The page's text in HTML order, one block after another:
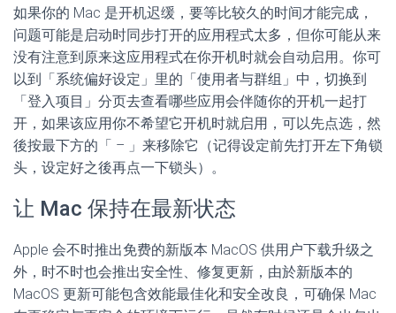
如果你的 Mac 是开机迟缓，要等比较久的时间才能完成，
问题可能是启动时同步打开的应用程式太多，但你可能从来
没有注意到原来这应用程式在你开机时就会自动启用。你可
以到「系统偏好设定」里的「使用者与群组」中，切换到
「登入项目」分页去查看哪些应用会伴随你的开机一起打
开，如果该应用你不希望它开机时就启用，可以先点选，然
後按最下方的「 – 」来移除它（记得设定前先打开左下角锁
头，设定好之後再点一下锁头）。
让 Mac 保持在最新状态
Apple 会不时推出免费的新版本 MacOS 供用户下载升级之
外，时不时也会推出安全性、修复更新，由於新版本的
MacOS 更新可能包含效能最佳化和安全改良，可确保 Mac